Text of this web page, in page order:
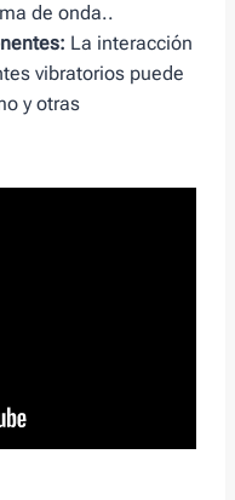
de onda..
La interacción
vibratorios puede
y otras